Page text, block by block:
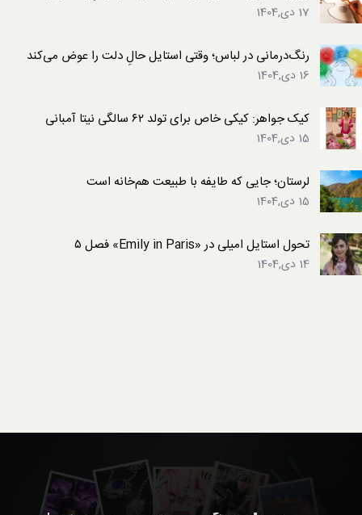
17 دی,1404
رنگ‌درمانی در لباس؛ وقتی استایل حالِ دلت را عوض می‌کند
16 دی,1404
کیک جواهر: کیکی خاص برای تولد ۶۲ سالگی نیتا آمبانی
15 دی,1404
لرستان؛ جایی که طایفه با طبیعت هم‌خانه است
15 دی,1404
تحول استایل امیلی در «Emily in Paris» فصل ۵
14 دی,1404